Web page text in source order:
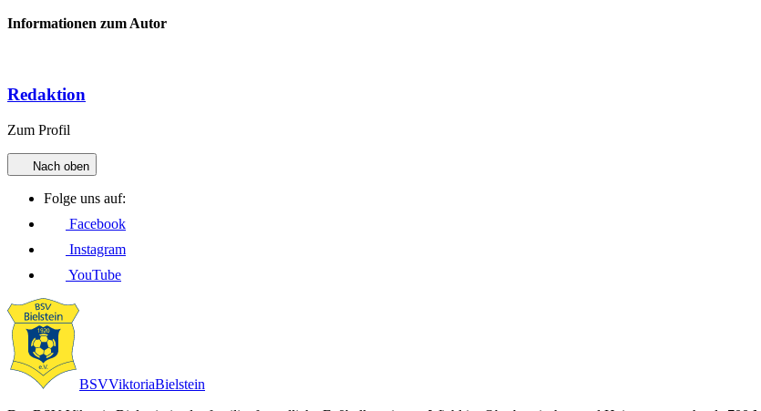
Informationen zum Autor
Redaktion
Zum Profil
Nach oben
Folge uns auf:
Facebook
Instagram
YouTube
BSVViktoriaBielstein